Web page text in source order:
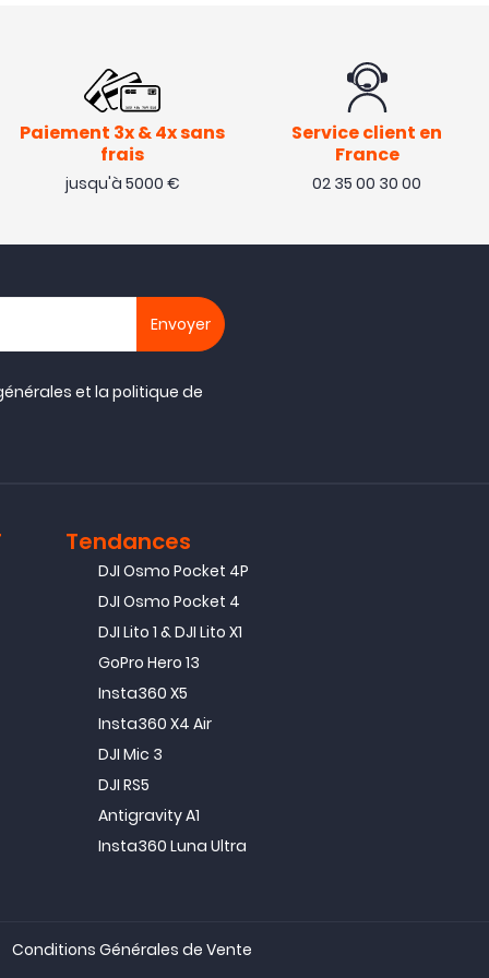
Paiement 3x & 4x sans
frais
jusqu'à 5000 €
Service client en
France
02 35 00 30 00
et lapolitique de
Tendances
DJI Osmo Pocket 4P
DJI Osmo Pocket 4
DJI Lito 1 & DJI Lito X1
GoPro Hero 13
Insta360 X5
Insta360 X4 Air
DJI Mic 3
DJI RS5
Antigravity A1
Insta360 Luna Ultra
Conditions Générales de Vente